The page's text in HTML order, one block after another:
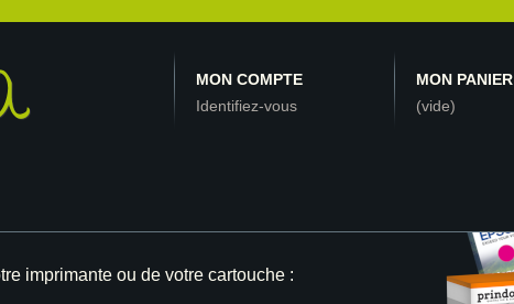
MON COMPTE
Identifiez-vous
MON PANIER
(vide)
imprimante ou de votre cartouche :